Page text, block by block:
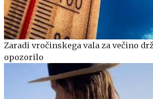
Zaradi vročinskega vala za večino
opozorilo